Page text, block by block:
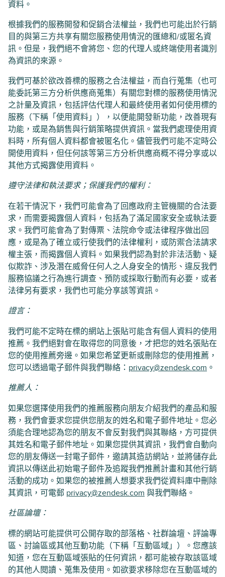
資料。
根據我們的服務開發和促銷合法權益，我們也可能出於行銷
目的與第三方共享有關您服務使用情況的匯總和/或匿名資
訊。但是，我們絕不會將您、您的代理人或終端使用者識別
為資訊的來源。
我們可基於欲改善標的服務之合法權益，而自行蒐集（也可
能委託第三方分析供應商蒐集）有關您對標的服務使用情況
之計量及資訊，包括評估代理人和最終使用者如何使用標的
服務（下稱「使用資料」），以便能開發新功能，改善現有
功能，或是為銷售與行銷策略提供資訊。當我們處理使用資
料時，所有個人資料都會被匿名化。儘管我們可能不定時公
開使用資料，但任何該等第三方分析供應商概不得分享或以
其他方式揭露使用資料。
遵守法律和執法要求；保護我們的權利：
在若干情況下，我們可能會為了回應政府主管機關的合法要
求，而需要揭露個人資料，包括為了滿足國家安全或執法要
求。我們可能會為了對傳票、法院命令或法律程序做出回
應，或是為了確立或行使我們的法律權利，或防禦合法請求
權主張，而揭露個人資料。如果我們認為對於非法活動、疑
似欺詐、涉及潛在威脅任何人之人身安全的情形、違反我們
服務協議之行為進行調查、預防或採取行動而有必要，或者
法律另有要求，我們也可能分享該等資訊。
證言：
我們可能不定時在標的網站上張貼可能含有個人資料的使用
推薦。我們絕對會在取得您的同意後，才把您的姓名張貼在
您的使用推薦旁邊。如果您希望更新或刪除您的使用推薦，
您可以透過電子郵件與我們聯絡： privacy@zendesk.com 。
推薦人：
如果您選擇使用我們的推薦服務向朋友介紹我們的產品和服
務，我們會要求您提供您朋友的姓名和電子郵件地址。您必
須能合理地認為您的朋友不會反對我們與其聯絡，方可提供
其姓名和電子郵件地址。如果您提供其資訊，我們會自動向
您的朋友傳送一封電子郵件，邀請其造訪網站，並將儲存此
資訊以傳送此初始電子郵件及追蹤我們推薦計畫和其他行銷
活動的成功。如果您的被推薦人想要求我們從資料庫中刪除
其資訊，可電郵 privacy@zendesk.com 與我們聯絡。
社區論壇：
標的網站可能提供可公開存取的部落格、社群論壇、評論專
區、討論區或其他互動功能（下稱「互動區域」）。您應該
知道，您在互動區域張貼的任何資訊，都可能被存取該區域
的其他人閱讀、蒐集及使用。如欲要求移除您在互動區域的